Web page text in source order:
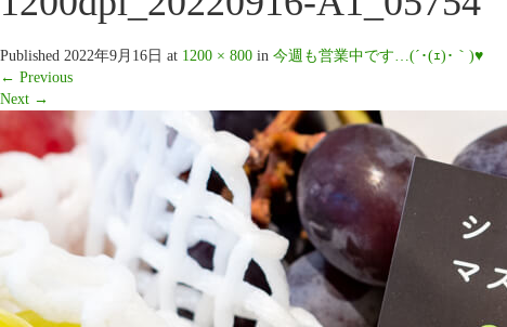
Published 2022年9月16日 at 1200 × 800 in 今週も営業中です…(´･(ｪ)･｀)♥️
← Previous
Next →